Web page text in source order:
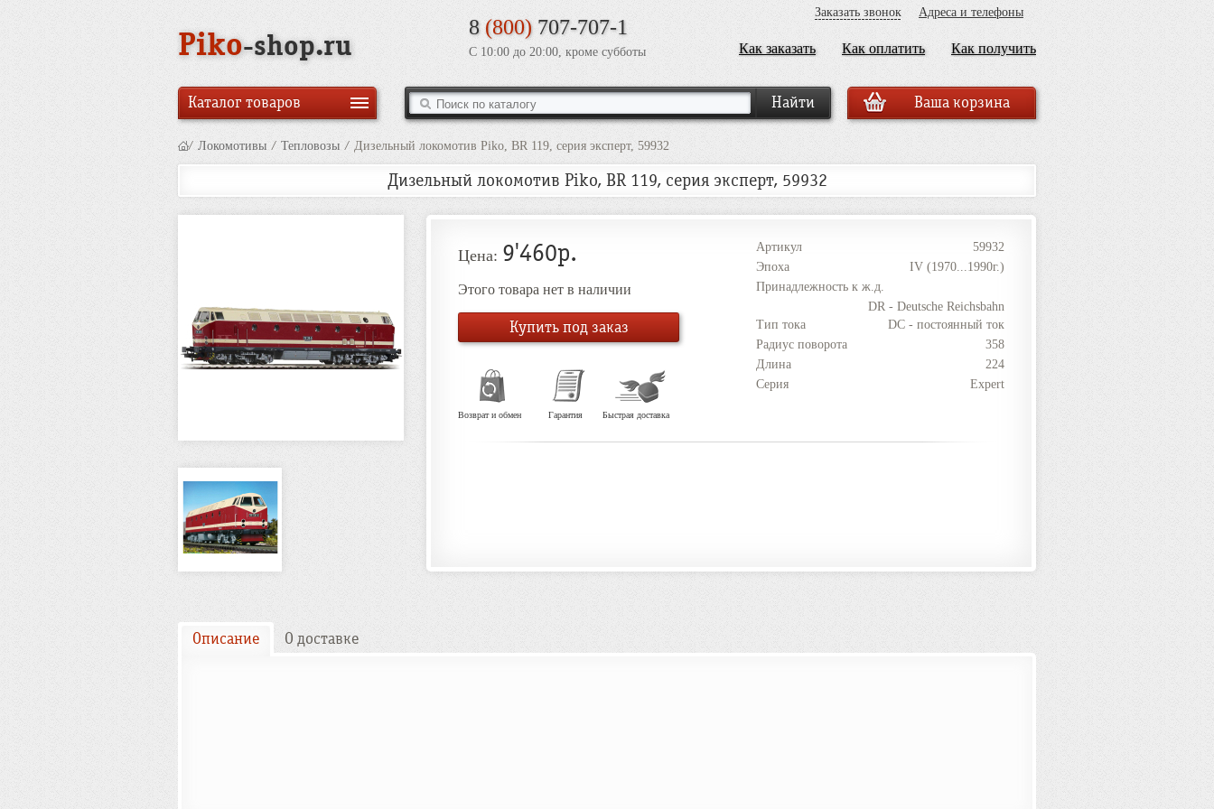
Piko-shop.ru
8 (800)707-707-1
С 10:00 до 20:00, кроме субботы
Адреса и телефоны
Заказать звонок
Как получить
Как оплатить
Как заказать
Каталог товаров Ваша корзина
/ Локомотивы / Тепловозы / Дизельный локомотив Piko, BR 119, серия эксперт, 59932
Дизельный локомотив Piko, BR 119, серия эксперт, 59932
Артикул
59932
Эпоха
IV (1970...1990г.)
Принадлежность к ж.д.
DR - Deutsche Reichsbahn
Тип тока
DC - постоянный ток
Радиус поворота
358
Длина
224
Серия
Expert
Цена: 9'460р.
Этого товара нет в наличии
Купить под заказ
Возврат и обмен Гарантия Быстрая доставка
Описание О доставке